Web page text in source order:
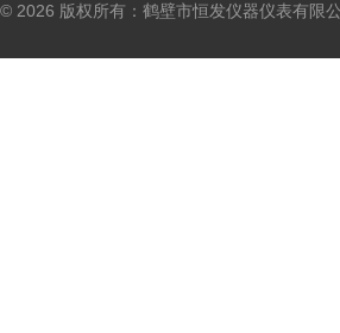
© 2026 版权所有：鹤壁市恒发仪器仪表有限